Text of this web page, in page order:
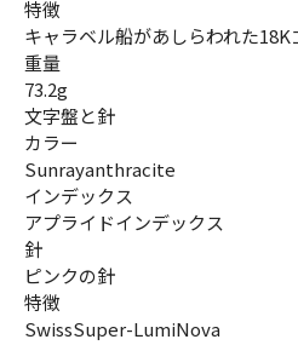
特徴
キャラベル船があしらわれた
重量
73.2g
文字盤と針
カラー
Sunrayanthracite
インデックス
アプライドインデックス
針
ピンクの針
特徴
SwissSuper-LumiNova